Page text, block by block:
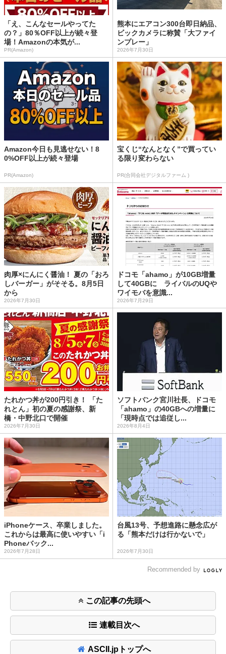
「え、こんなセールやってた
の？」80％OFF以上が続々登
場！Amazonの本気が...
PR(Amazon)
熊本にエアコン300台即日納品、
ビックカメラに称賛「大ファイ
ンプレー」
2026年7月30日
Amazon今日も見逃せない！8
0%OFF以上が続々登場
PR(Amazon)
宝くじ“なんとなく”で買ってい
る限り変わらない
PR(合同会社デジタルファーム )
肉厚×にんにく醤油！ 夏の「おろ
しバーガー」がそそる。8月5日
から
2026年7月30日
ドコモ「ahamo」が10GB増量
して40GBに ライバルのUQや
ワイモバを意識...
2026年7月29日
たれかつ丼が200円引き！ 「た
れとん」初の夏の感謝祭、新
橋・中野北口で開催
2026年7月30日
ソフトバンク宮川社長、ドコモ
「ahamo」の40GBへの増量に
「現時点では追従し...
2026年8月4日
iPhoneケース、卒業しました。
これからは最高に使いやすい「i
Phoneバック...
2026年7月28日
台風13号、予想進路に懸念広が
る「熊本だけは行かないで」
2026年7月30日
Recommended by
この記事の先頭へ
連載目次へ
ASCII.jpトップへ